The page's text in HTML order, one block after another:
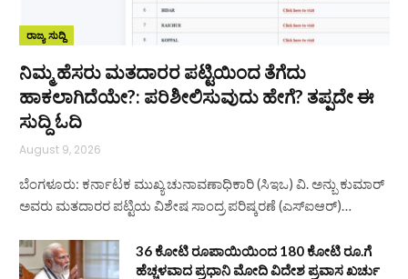
ರಾಜ್ಯ ಸುದ್ದಿ
ನಿಮ್ಮ ಹೆಸರು ಮತದಾರರ ಪಟ್ಟಿಯಿಂದ ತೆಗೆದು
ಹಾಕಲಾಗಿದೆಯೇ?: ಪರಿಶೀಲಿಸುವುದು ಹೇಗೆ? ತಪ್ಪದೇ ಈ
ಸುದ್ದಿ ಓದಿ
August 9, 2026
ಬೆಂಗಳೂರು: ಕರ್ನಾಟಕ ಮುಖ್ಯ ಚುನಾವಣಾಧಿಕಾರಿ (ಸಿಇಒ) ವಿ. ಅನ್ಬು ಕುಮಾರ್
ಅವರು ಮತದಾರರ ಪಟ್ಟಿಯ ವಿಶೇಷ ಸಾಂದ್ರ ಪರಿಷ್ಕರಣೆ (ಎಸ್‌ಐಆರ್)…
36 ಕೋಟಿ ರೂಪಾಯಿಯಿಂದ 180 ಕೋಟಿ ರೂ.ಗೆ
ಹೆಚ್ಚಳವಾದ ಪ್ರಧಾನಿ ಮೋದಿ ವಿದೇಶ ಪ್ರವಾಸ ಖರ್ಚು